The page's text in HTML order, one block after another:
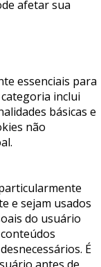
afetar sua
essenciais para
inclui
básicas e
não
e sejam usados
do usuário
É
antes de